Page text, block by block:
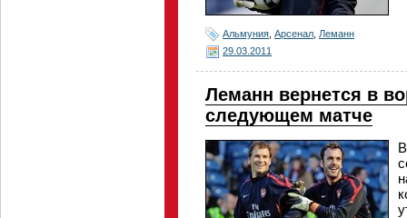
Альмуния Арсенал Леманн
29.03.2011
Леманн вернется в
следующем матче